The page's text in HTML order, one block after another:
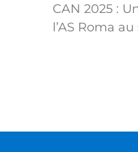
CAN 2025 :
l’AS Roma